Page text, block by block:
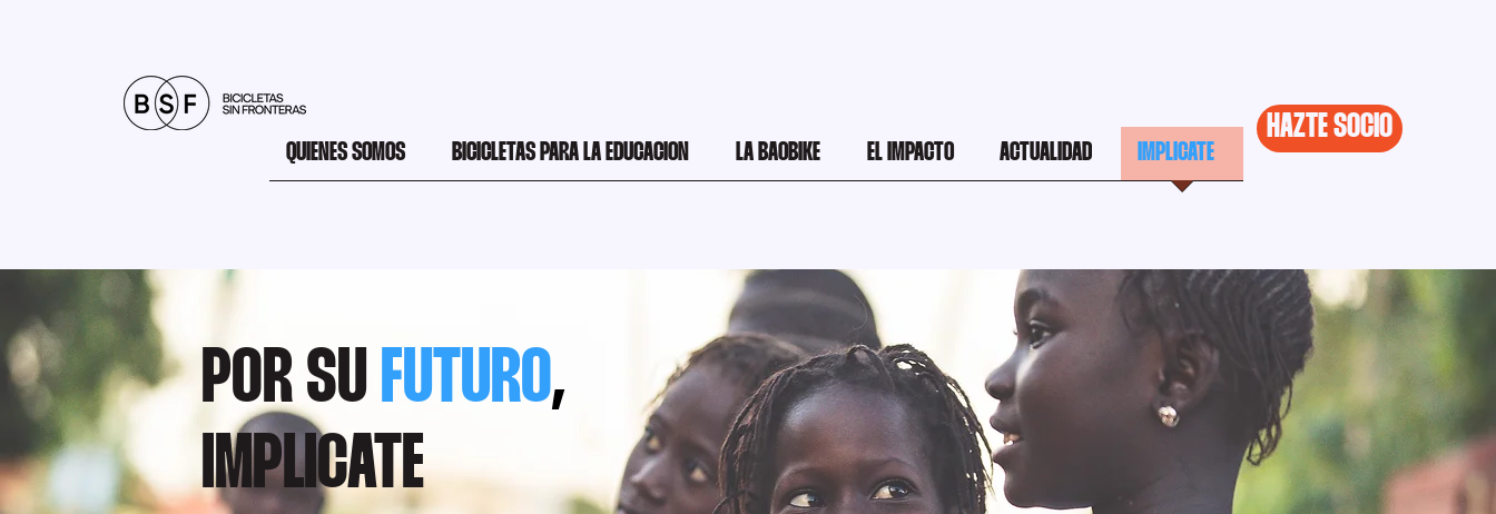
QUIENES SOMOS BICICLETAS PARA LA EDUCACION LA BAOBIKE EL IMPACTO ACTUALIDAD IMPLICATE
HAZTE SOCIO
POR SU FUTURO,
IMPLICATE